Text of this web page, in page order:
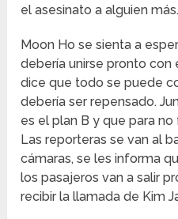
el asesinato a alguien más.
Moon Ho se sienta a
debería unirse pronto con
dice que todo se puede
debería ser repensado.
es el plan B y que para
Las reporteras se van al
cámaras, se les informa
los pasajeros van a salir
recibir la llamada de Kim